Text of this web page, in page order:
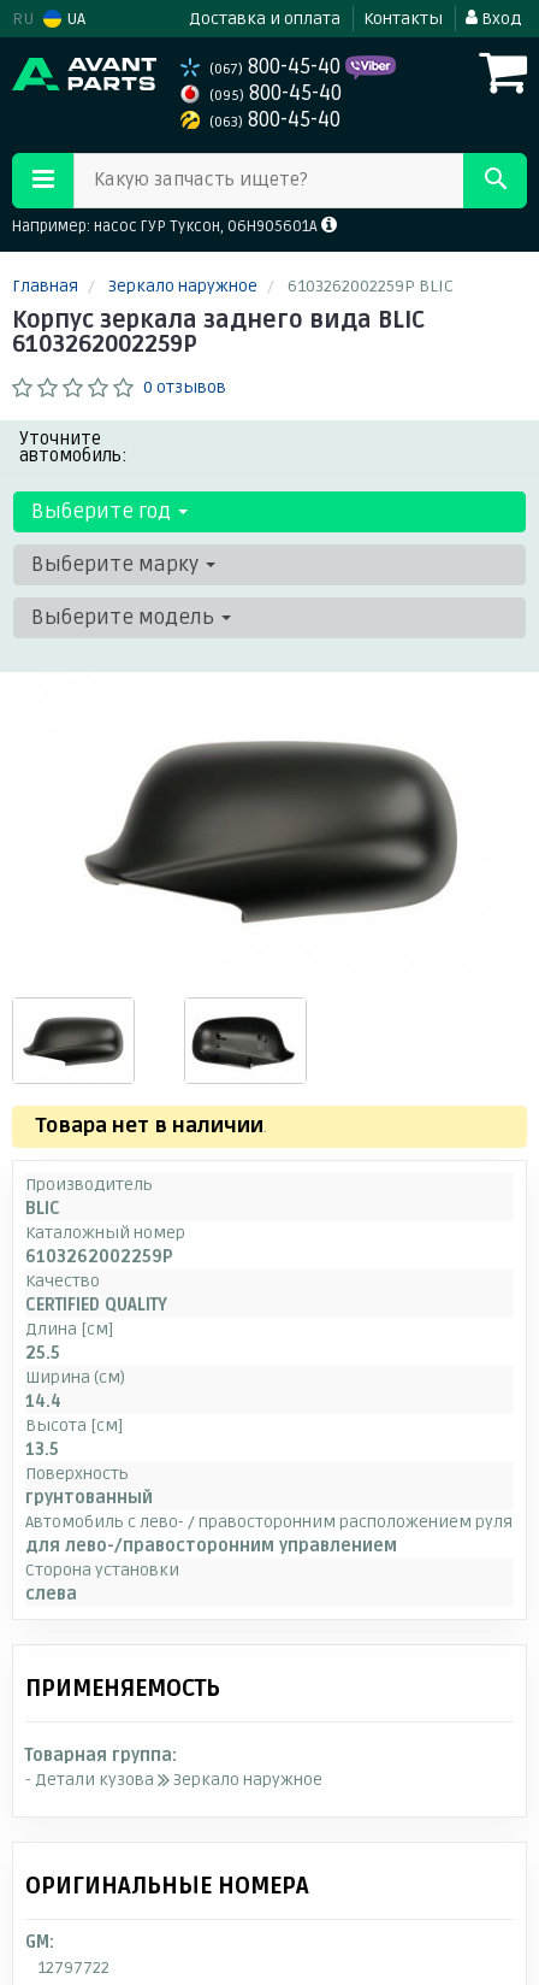
RU UA Доставка и оплата Контакты Вход
(067) 800-45-40
(095) 800-45-40
(063) 800-45-40
Какую запчасть ищете?
Например: насос ГУР Туксон, 06H905601A
Главная Зеркало наружное 6103262002259P BLIC
Корпус зеркала заднего вида BLIC
6103262002259P
0 отзывов
Уточните
автомобиль:
Выберите год
Выберите марку
Выберите модель
Товара нет в наличии.
Производитель
BLIC
Каталожный номер
6103262002259P
Качество
CERTIFIED QUALITY
Длина [см]
25.5
Ширина (см)
14.4
Высота [см]
13.5
Поверхность
грунтованный
Автомобиль с лево- / правосторонним расположением руля
для лево-/правосторонним управлением
Сторона установки
слева
ПРИМЕНЯЕМОСТЬ
Товарная группа:
- Детали кузова
Зеркало наружное
ОРИГИНАЛЬНЫЕ НОМЕРА
GM:
12797722